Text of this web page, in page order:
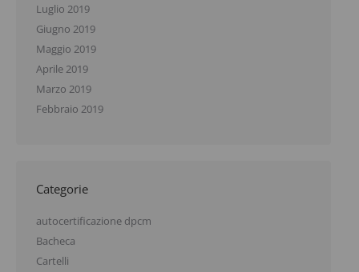
Luglio 2019
Giugno 2019
Maggio 2019
Aprile 2019
Marzo 2019
Febbraio 2019
Categorie
autocertificazione dpcm
Bacheca
Cartelli